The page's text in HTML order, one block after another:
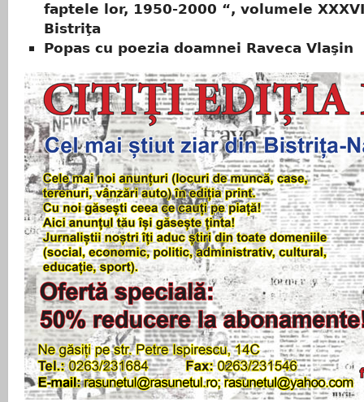
faptele lor, 1950-2000 “, volumele
Bistriţa
Popas cu poezia doamnei Raveca Vlaşin